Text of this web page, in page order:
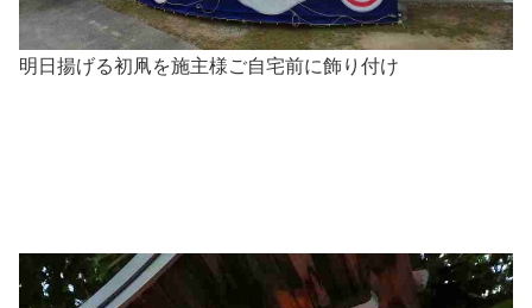
明日揚げる初凧を施主様ご自宅前に飾り付け